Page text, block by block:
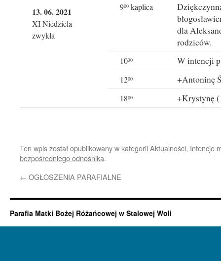
13. 06. 2021
XI Niedziela
zwykła
900 kaplica
dla
rodziców.
1030 W intencji
1200 +Antoninę
1800 +Krystynę
Ten wpis został opublikowany w kategoriiAktualności, Intencje
bezpośredniego odnośnika.
← OGŁOSZENIA PARAFIALNE
Parafia Matki Bożej Różańcowej w Stalowej Woli